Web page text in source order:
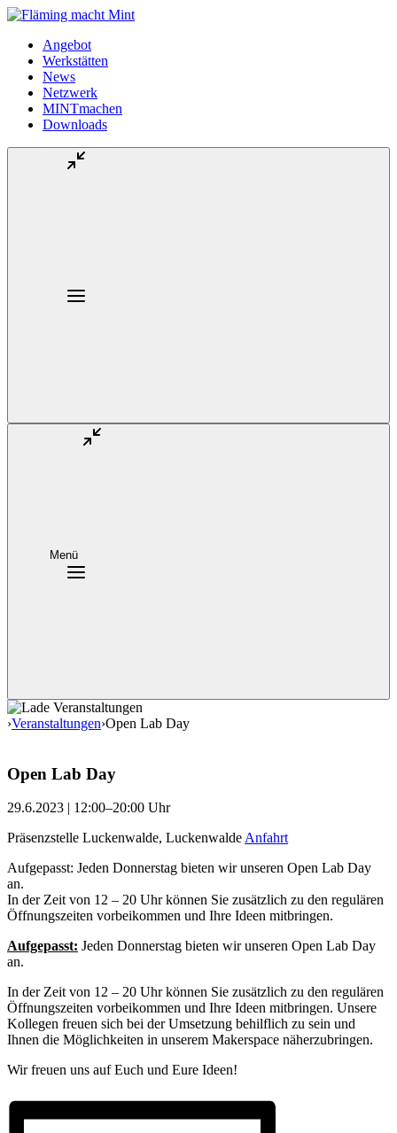
Angebot
Werkstätten
News
Netzwerk
MINTmachen
Downloads
Menü
›Veranstaltungen›Open Lab Day
Open Lab Day
29.6.2023 | 12:00–20:00 Uhr
Präsenzstelle Luckenwalde, LuckenwaldeAnfahrt
Aufgepasst: Jeden Donnerstag bieten wir unseren Open Lab Day
an.
In der Zeit von 12 – 20 Uhr können Sie zusätzlich zu den regulären
Öffnungszeiten vorbeikommen und Ihre Ideen mitbringen.
Aufgepasst: Jeden Donnerstag bieten wir unseren Open Lab Day
an.
In der Zeit von 12 – 20 Uhr können Sie zusätzlich zu den regulären
Öffnungszeiten vorbeikommen und Ihre Ideen mitbringen. Unsere
Kollegen freuen sich bei der Umsetzung behilflich zu sein und
Ihnen die Möglichkeiten in unserem Makerspace näherzubringen.
Wir freuen uns auf Euch und Eure Ideen!